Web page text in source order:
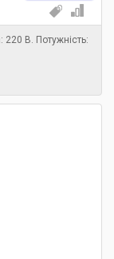
В. Потужність: